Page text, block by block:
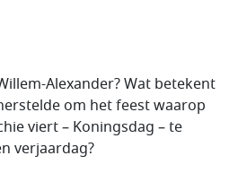
Alexander? Wat betekent
om het feest waarop
viert – Koningsdag – te
verjaardag?